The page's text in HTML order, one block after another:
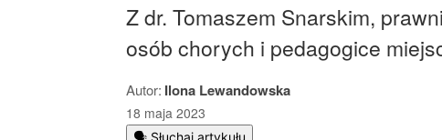
Z dr. Tomaszem Snarskim,
osób chorych i pedagogice
Autor: Ilona Lewandowska
18 maja 2023